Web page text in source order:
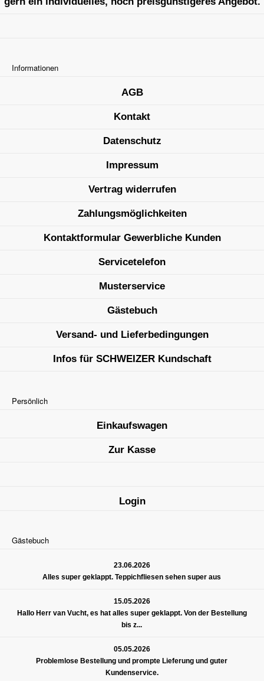
Informationen
AGB
Kontakt
Datenschutz
Impressum
Vertrag widerrufen
Zahlungsmöglichkeiten
Kontaktformular Gewerbliche Kunden
Servicetelefon
Musterservice
Gästebuch
Versand- und Lieferbedingungen
Infos für SCHWEIZER Kundschaft
Persönlich
Einkaufswagen
Zur Kasse
Login
Gästebuch
23.06.2026
Alles super geklappt. Teppichfliesen sehen super aus
15.05.2026
Hallo Herr van Vucht, es hat alles super geklappt. Von der Bestellung
bis z...
05.05.2026
Problemlose Bestellung und prompte Lieferung und guter
Kundenservice.